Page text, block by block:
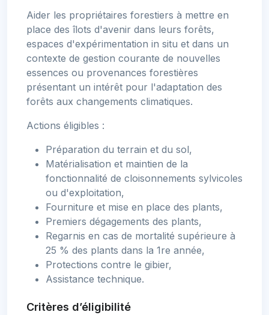
Aider les propriétaires forestiers à mettre en
place des îlots d'avenir dans leurs forêts,
espaces d'expérimentation in situ et dans un
contexte de gestion courante de nouvelles
essences ou provenances forestières
présentant un intérêt pour l'adaptation des
forêts aux changements climatiques.
Actions éligibles :
Préparation du terrain et du sol,
Matérialisation et maintien de la
fonctionnalité de cloisonnements sylvicoles
ou d'exploitation,
Fourniture et mise en place des plants,
Premiers dégagements des plants,
Regarnis en cas de mortalité supérieure à
25 % des plants dans la 1re année,
Protections contre le gibier,
Assistance technique.
Critères d’éligibilité